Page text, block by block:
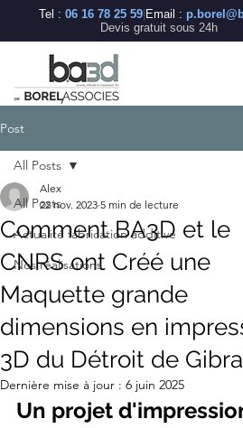
Bureau
d'études
fabrication
additive
BA3D
d'études
spécialisé
en
additive
industrielle,
à
Saint-
d'Albon
dans
Drôme
(26),
à
minutes
de
Nous
technologies
Tel : 06 16 78 25 59 Email :
Devis gratuit sous 24h
Post
All Posts
Actualité fabrication additive
Nos réalisations
All Posts
Comment BA3D et le
CNRS ont Créé une
Maquette grande
dimensions en
3D du Détroit de
Alex
22 nov. 2023 5 min de lecture
Dernière mise à jour : 6 juin 2025
Un projet